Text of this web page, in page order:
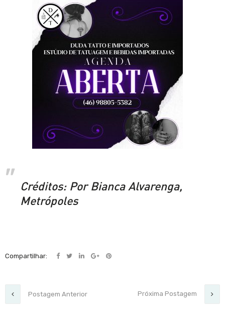
Créditos: Por Bianca Alvarenga,
Metrópoles
Compartilhar:
Postagem Anterior Próxima Postagem